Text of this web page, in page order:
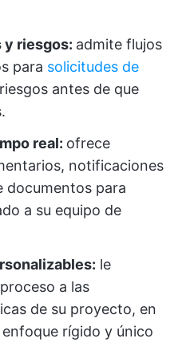
y riesgos: admite flujos
para solicitudes de
antes de que
real: ofrece
notificaciones
documentos para
a su equipo de
le
a las
de su proyecto, en
rígido y único